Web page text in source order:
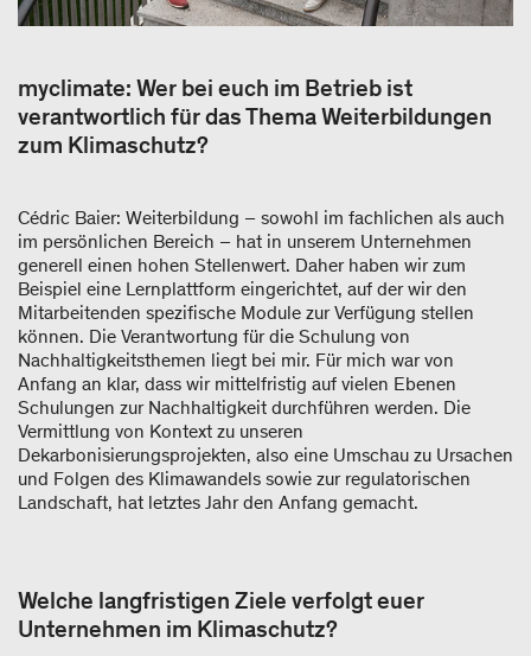
myclimate: Wer bei euch im Betrieb ist
verantwortlich für das Thema Weiterbildungen
zum Klimaschutz?
Cédric Baier: Weiterbildung – sowohl im fachlichen als auch
im persönlichen Bereich – hat in unserem Unternehmen
generell einen hohen Stellenwert. Daher haben wir zum
Beispiel eine Lernplattform eingerichtet, auf der wir den
Mitarbeitenden spezifische Module zur Verfügung stellen
können. Die Verantwortung für die Schulung von
Nachhaltigkeitsthemen liegt bei mir. Für mich war von
Anfang an klar, dass wir mittelfristig auf vielen Ebenen
Schulungen zur Nachhaltigkeit durchführen werden. Die
Vermittlung von Kontext zu unseren
Dekarbonisierungsprojekten, also eine Umschau zu Ursachen
und Folgen des Klimawandels sowie zur regulatorischen
Landschaft, hat letztes Jahr den Anfang gemacht.
Welche langfristigen Ziele verfolgt euer
Unternehmen im Klimaschutz?